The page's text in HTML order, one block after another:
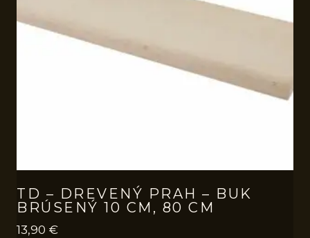
TD – DREVENÝ PRAH – BUK
BRÚSENÝ 10 CM, 80 CM
13,90 €